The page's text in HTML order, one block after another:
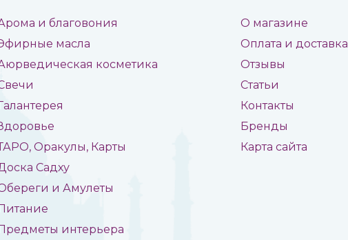
и благовония
масла
косметика
Оракулы, Карты
Садху
и Амулеты
интерьера
О магазине
Оплата и доставка
Отзывы
Статьи
Контакты
Бренды
Карта сайта